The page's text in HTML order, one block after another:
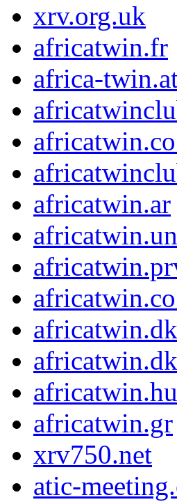
xrv.org.uk
africatwin.fr
africa-
africatwin.ar
africatwin.dk
africatwin.dk
africatwin.hu
africatwin.gr
xrv750.net
atic-